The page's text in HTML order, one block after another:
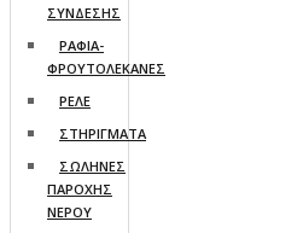
ΣΥΝΔΕΣΗΣ
ΡΑΦΙΑ-
ΦΡΟΥΤΟΛΕΚΑΝΕΣ
ΡΕΛΕ
ΣΤΗΡΙΓΜΑΤΑ
ΣΩΛΗΝΕΣ
ΠΑΡΟΧΗΣ
ΝΕΡΟΥ